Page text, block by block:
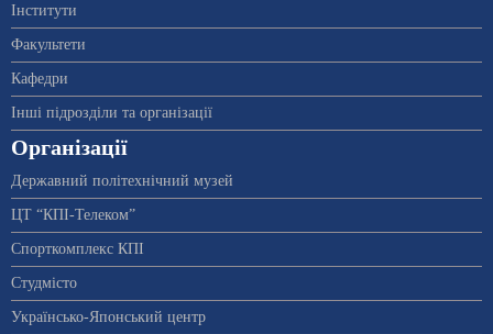
Інститути
Факультети
Кафедри
Інші підрозділи та організації
Організації
Державний політехнічний музей
ЦТ “КПІ-Телеком”
Спорткомплекс КПІ
Студмісто
Українсько-Японський центр